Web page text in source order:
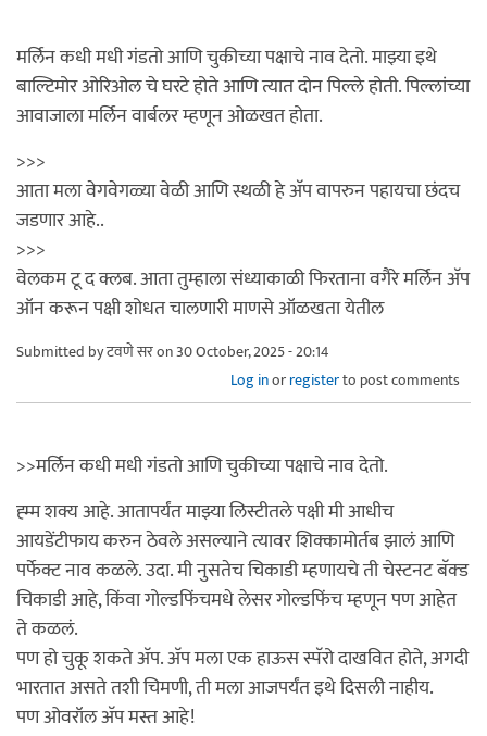
मर्लिन कधी मधी गंडतो आणि चुकीच्या पक्षाचे नाव देतो. माझ्या इथे
बाल्टिमोर ओरिओल चे घरटे होते आणि त्यात दोन पिल्ले होती. पिल्लांच्या
आवाजाला मर्लिन वार्बलर म्हणून ओळखत होता.
>>>
आता मला वेगवेगळ्या वेळी आणि स्थळी हे अ‍ॅप वापरुन पहायचा छंदच
जडणार आहे..
>>>
वेलकम टू द क्लब. आता तुम्हाला संध्याकाळी फिरताना वगैरे मर्लिन अ‍ॅप
ऑन करून पक्षी शोधत चालणारी माणसे ऑळखता येतील
Submitted byटवणे सरon 30 October, 2025 - 20:14
Log inorregisterto post comments
>>मर्लिन कधी मधी गंडतो आणि चुकीच्या पक्षाचे नाव देतो.
ह्म्म शक्य आहे. आतापर्यंत माझ्या लिस्टीतले पक्षी मी आधीच
आयडेंटीफाय करुन ठेवले असल्याने त्यावर शिक्कामोर्तब झालं आणि
पर्फेक्ट नाव कळले. उदा. मी नुसतेच चिकाडी म्हणायचे ती चेस्टनट बॅक्ड
चिकाडी आहे, किंवा गोल्डफिंचमधे लेसर गोल्डफिंच म्हणून पण आहेत
ते कळलं.
पण हो चुकू शकते अ‍ॅप. अ‍ॅप मला एक हाऊस स्पॅरो दाखवित होते, अगदी
भारतात असते तशी चिमणी, ती मला आजपर्यंत इथे दिसली नाहीय.
पण ओवरॉल अ‍ॅप मस्त आहे!